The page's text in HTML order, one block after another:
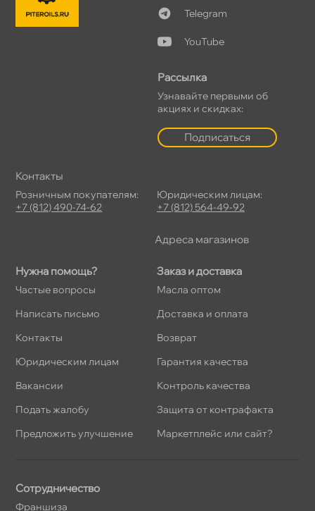
Нужна помощь?
Частые вопросы
Написать письмо
Контакты
Юридическим лицам
акансии
Подать жалобу
Предложить улучшение
Заказ и доставка
Масла оптом
Доставка и оплата
озврат
Гарантия качества
Контроль качества
Защита от контрафакта
Маркетплейс или сайт?
Telegram
YouTube
Рассылка
Узнавайте первыми о
акциях и скидках:
Подписаться
Сотрудничество
Франшиза
Контакты
Розничным покупателям:
+7 (812) 490-74-62
Юридическим лицам:
+7 (812) 564-49-92
Адреса магазино